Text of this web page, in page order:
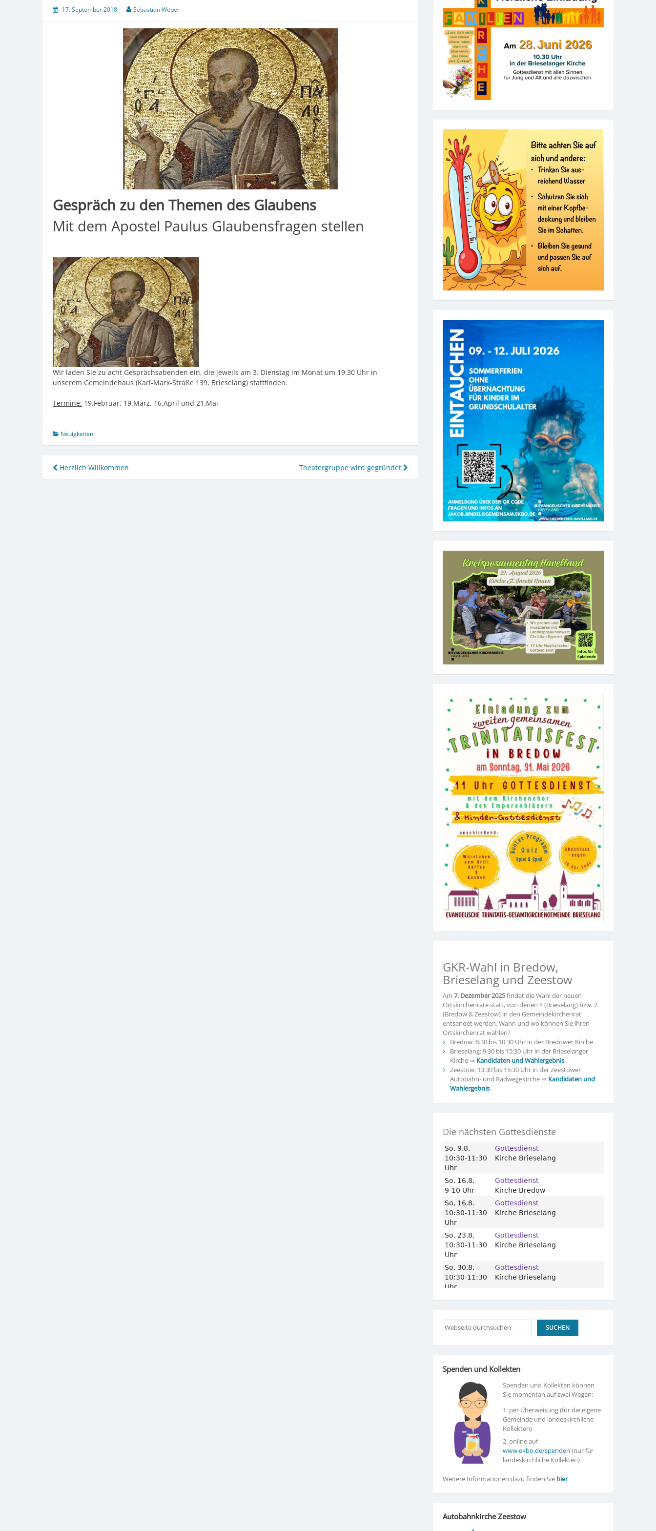
17. September 2018 Sebastian Weber
Gespräch zu den Themen des Glaubens
Mit dem Apostel Paulus Glaubensfragen stellen
Wir laden Sie zu acht Gesprächsabenden ein, die jeweils am 3. Dienstag im Monat um 19:30 Uhr in
unserem Gemeindehaus (Karl-Marx-Straße 139, Brieselang) stattfinden.
Termine: 19.Februar, 19.März, 16.April und 21.Mai
Neuigkeiten
Beitragsnavigation
Herzlich Willkommen Theatergruppe wird gegründet
GKR-Wahl in Bredow,
Brieselang und Zeestow
Am 7. Dezember 2025findet die Wahl der neuen
Ortskirchenräte statt, von denen 4 (Brieselang) bzw. 2
(Bredow & Zeestow) in den Gemeindekirchenrat
entsendet werden. Wann und wo können Sie ihren
Ortskirchenrat wählen?
Bredow: 8:30 bis 10:30 Uhr in der Bredower Kirche
Brieselang: 9:30 bis 15:30 Uhr in der Brieselanger
Kirche ⇒ Kandidaten und Wahlergebnis
Zeestow: 13:30 bis 15:30 Uhr in der Zeestower
Autobahn- und Radwegekirche ⇒ Kandidaten und
Wahlergebnis
Die nächsten Gottesdienste
Suchen SUCHEN
Spenden und Kollekten
Spenden und Kollekten können
Sie momentan auf zwei Wegen:
1. per Überweisung (für die eigene
Gemeinde und landeskirchliche
Kollekten)
2. online auf
www.ekbo.de/spenden (nur für
landeskirchliche Kollekten)
Weitere Informationen dazu finden Sie hier
Autobahnkirche Zeestow